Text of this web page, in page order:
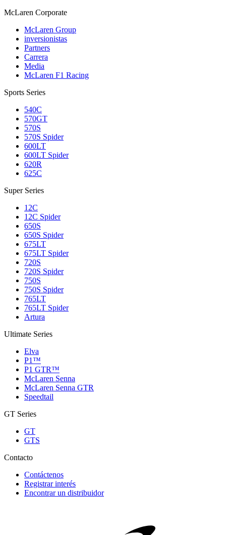
McLaren Corporate
McLaren Group
inversionistas
Partners
Carrera
Media
McLaren F1 Racing
Sports Series
540C
570GT
570S
570S Spider
600LT
600LT Spider
620R
625C
Super Series
12C
12C Spider
650S
650S Spider
675LT
675LT Spider
720S
720S Spider
750S
750S Spider
765LT
765LT Spider
Artura
Ultimate Series
Elva
P1™
P1 GTR™
McLaren Senna
McLaren Senna GTR
Speedtail
GT Series
GT
GTS
Contacto
Contáctenos
Registrar interés
Encontrar un distribuidor